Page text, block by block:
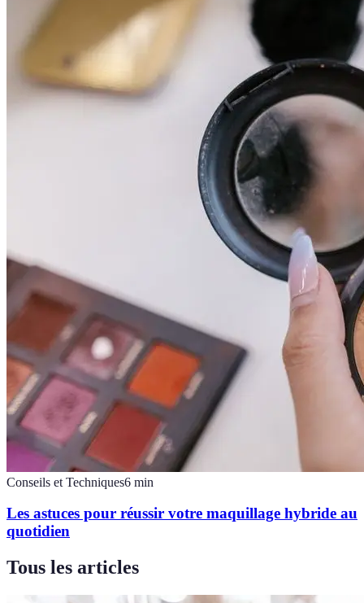
Conseils et Techniques6 min
Les astuces pour réussir votre maquillage hybride au
quotidien
Tous les articles